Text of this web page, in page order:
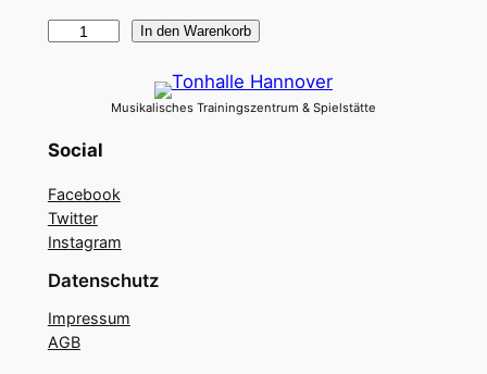
m
l
e
i
s
c
In den Warenkorb
Musikalisches Trainingszentrum & Spielstätte
Social
Facebook
Twitter
Instagram
Datenschutz
Impressum
AGB